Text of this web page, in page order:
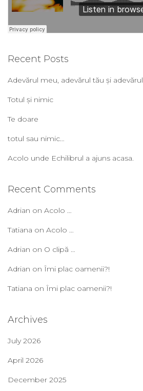
Recent Posts
Adevărul meu, adevărul tău și adevărul
Totul și nimic
Te doare
totul sau nimic…
Acolo unde Echilibrul a ajuns acasa.
Recent Comments
Adrian on Acolo …
Tatiana on Acolo …
Adrian on O clipă …
Adrian on Îmi plac oamenii?!
Tatiana on Îmi plac oamenii?!
Archives
July 2026
April 2026
December 2025